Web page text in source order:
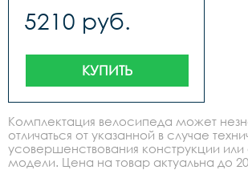
5210 руб.
КУПИТЬ
Комплектация велосипеда может
отличаться от указанной в случае
усовершенствования конструкции или
модели. Цена на товар актуальна до